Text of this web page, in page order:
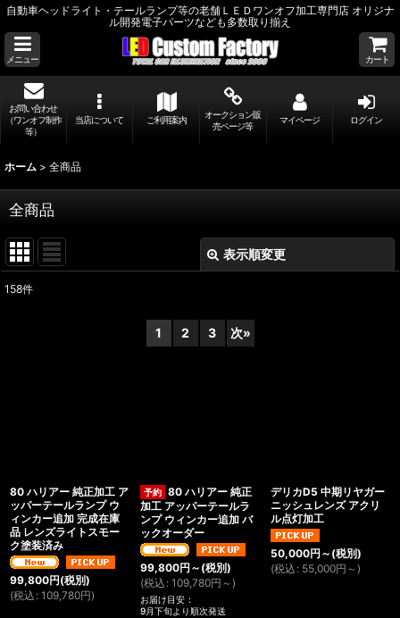
自動車ヘッドライト・テールランプ等の老舗ＬＥＤワンオフ加工専門店 オリジナ
ル開発電子パーツなども多数取り揃え
メニュー カート
お問い合わせ
（ワンオフ制作
等）
当店について ご利用案内
オークション販
売ページ等
マイページ ログイン
ホーム > 全商品
全商品
表示順変更
158件
1 2 3 次»
80 ハリアー 純正加工 ア
ッパーテールランプ ウ
ィンカー追加 完成在庫
品 レンズライトスモー
ク塗装済み
99,800円(税別)
(税込 : 109,780円)
80 ハリアー 純正
加工 アッパーテールラ
ンプ ウィンカー追加 バ
ックオーダー
99,800円 ～ (税別)
(税込 : 109,780円 ～)
お届け目安 :
9月下旬より順次発送
デリカD5 中期リヤガー
ニッシュレンズ アクリ
ル点灯加工
50,000円 ～ (税別)
(税込 : 55,000円 ～)